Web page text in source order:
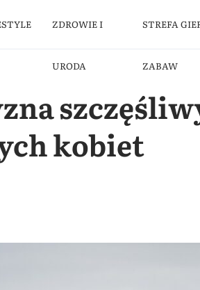
ZDROWIE I
URODA
STREFA
ZABAW
kobiet